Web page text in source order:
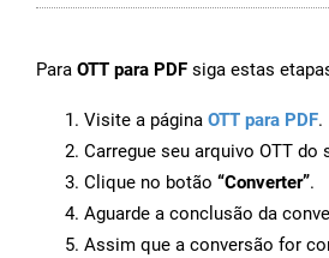
Para OTT para PDF siga estas
Visite a página OTT para PDF.
Carregue seu arquivo OTT do
Clique no botão “Converter”.
Aguarde a conclusão da
Assim que a conversão for